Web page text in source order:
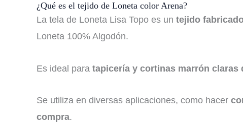
¿Qué es el tejido de Loneta color Arena?
La tela de Loneta Lisa Topo es un tejido
Loneta 100% Algodón.
Es ideal para tapicería y cortinas marrón
Se utiliza en diversas aplicaciones, como hacer
compra.